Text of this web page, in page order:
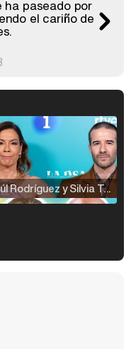
ha paseado por
el cariño de
Raúl Rodríguez y Silvia Taulés nos cuentan su papel en 'La familia de la tele'